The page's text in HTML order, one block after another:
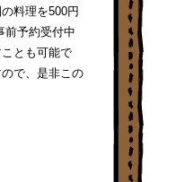
料理を500円
前予約受付中
とも可能で
で、是非この